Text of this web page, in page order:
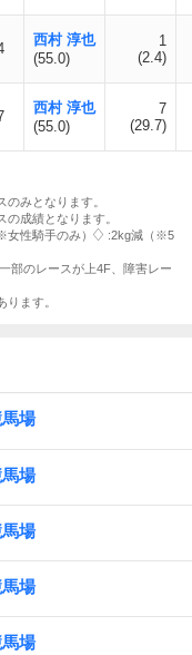
西村 淳也
(55.0)
1
(2.4)
西村 淳也
(55.0)
7
(29.7)
みとなります。
成績となります。
性騎手のみ）
:2kg減（※5
部のレースが上4F、障害レー
ます。
場
場
場
場
場